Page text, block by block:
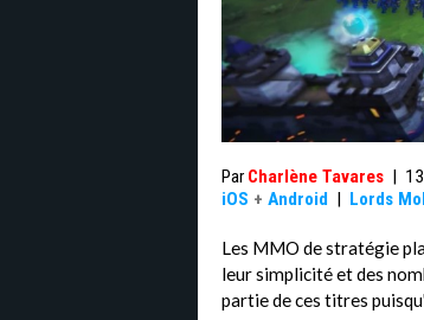
Par Charlène Tavares |
iOS + Android | Lords
Les MMO de stratégie
leur simplicité et des
partie de ces titres